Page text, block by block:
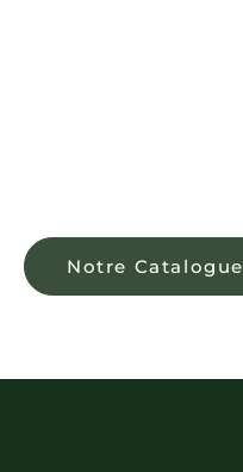
Notre Catalogue